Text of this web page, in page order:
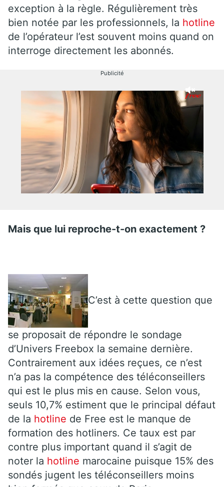
exception à la règle. Régulièrement très
bien notée par les professionnels, la hotline
de l’opérateur l’est souvent moins quand on
interroge directement les abonnés.
Publicité
Mais que lui reproche-t-on exactement ?
C’est à cette question que
se proposait de répondre le sondage
d’Univers Freebox la semaine dernière.
Contrairement aux idées reçues, ce n’est
n’a pas la compétence des téléconseillers
qui est le plus mis en cause. Selon vous,
seuls 10,7% estiment que le principal défaut
de la hotline de Free est le manque de
formation des hotliners. Ce taux est par
contre plus important quand il s’agit de
noter la hotline marocaine puisque 15% des
sondés jugent les téléconseillers moins